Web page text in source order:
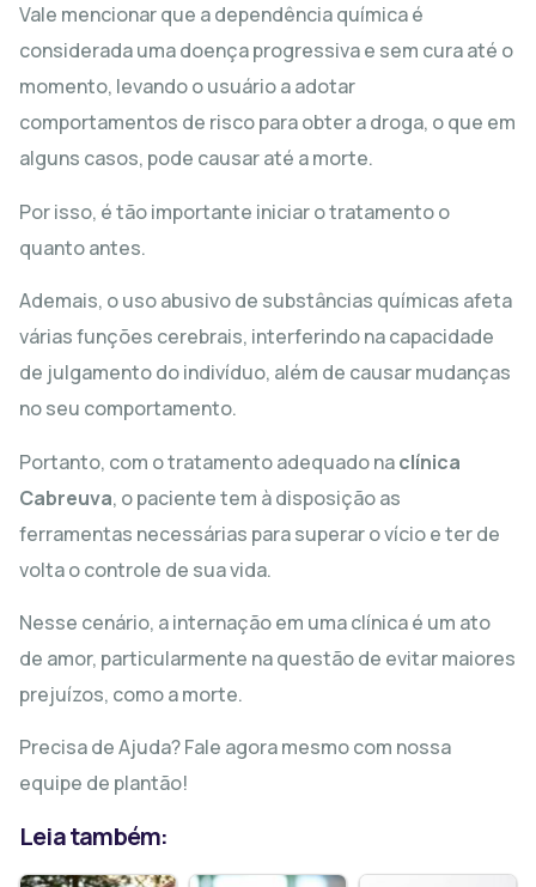
Vale mencionar que a dependência química é
considerada uma doença progressiva e sem cura até o
momento, levando o usuário a adotar
comportamentos de risco para obter a droga, o que em
alguns casos, pode causar até a morte.
Por isso, é tão importante iniciar o tratamento o
quanto antes.
Ademais, o uso abusivo de substâncias químicas afeta
várias funções cerebrais, interferindo na capacidade
de julgamento do indivíduo, além de causar mudanças
no seu comportamento.
Portanto, com o tratamento adequado naclínica
Cabreuva, o paciente tem à disposição as
ferramentas necessárias para superar o vício e ter de
volta o controle de sua vida.
Nesse cenário, a internação em uma clínica é um ato
de amor, particularmente na questão de evitar maiores
prejuízos, como a morte.
Precisa de Ajuda? Fale agora mesmo com nossa
equipe de plantão!
Leia também: